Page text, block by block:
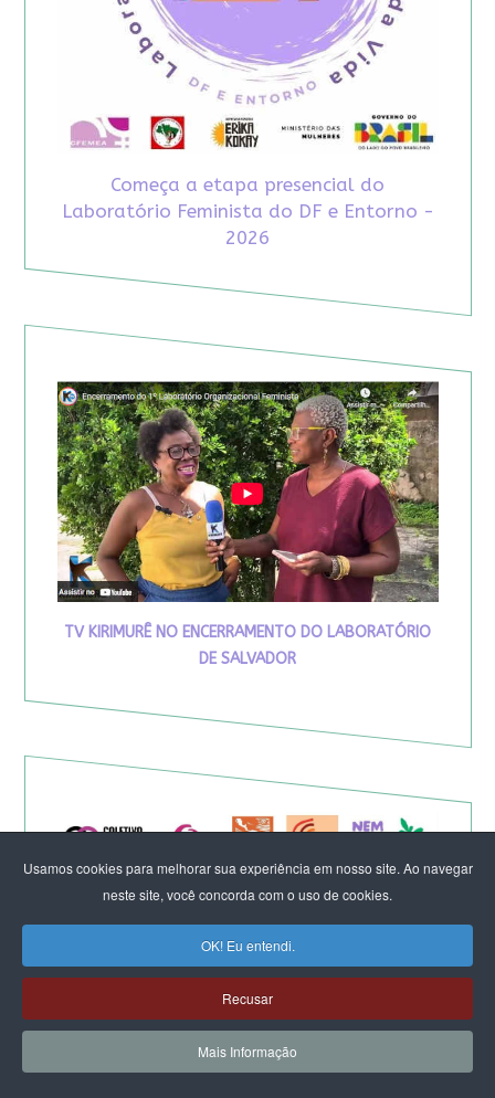
Usamos cookies para melhorar sua experiência em nosso site. Ao navegar
neste site, você concorda com o uso de cookies.
OK! Eu entendi.
Recusar
Mais Informação
Começa a etapa presencial do
Laboratório Feminista do DF e Entorno -
2026
TV KIRIMURÊ NO ENCERRAMENTO DO LABORATÓRIO
DE SALVADOR
Eleição de Erika Hilton para
presidente da Comissão da